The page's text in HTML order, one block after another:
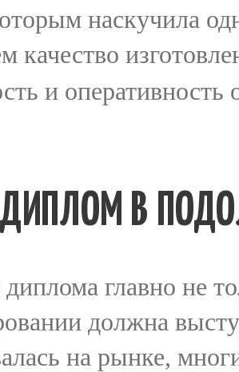
наскучила
качество
и оперативность
В
главно не
должна
на рынке,